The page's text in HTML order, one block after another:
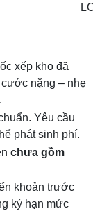
xếp kho đã
nặng – nhẹ
Yêu cầu
phát sinh phí.
chưa gồm
khoản trước
ký hạn mức